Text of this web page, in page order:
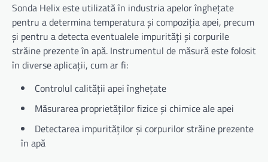
Sonda Helix este utilizată în industria apelor înghețate
pentru a determina temperatura și compoziția apei, precum
și pentru a detecta eventualele impurități și corpurile
străine prezente în apă. Instrumentul de măsură este folosit
în diverse aplicații, cum ar fi:
Controlul calității apei înghețate
Măsurarea proprietăților fizice și chimice ale apei
Detectarea impurităților și corpurilor străine prezente
în apă